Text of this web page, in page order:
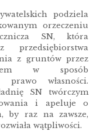
podziela
orzeczeniu
SN, która
przedsiębiorstwa
z gruntów przez
w sposób
prawo własności.
SN twórczym
i apeluje o
by raz na zawsze,
wątpliwości.